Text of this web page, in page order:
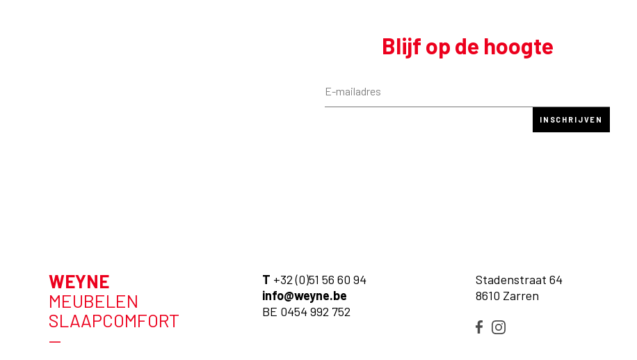
Blijf op de hoogte
WEYNE
MEUBELEN
SLAAPCOMFORT
—
T +32 (0)51 56 60 94
info@weyne.be
BE 0454 992 752
Stadenstraat 64
8610 Zarren